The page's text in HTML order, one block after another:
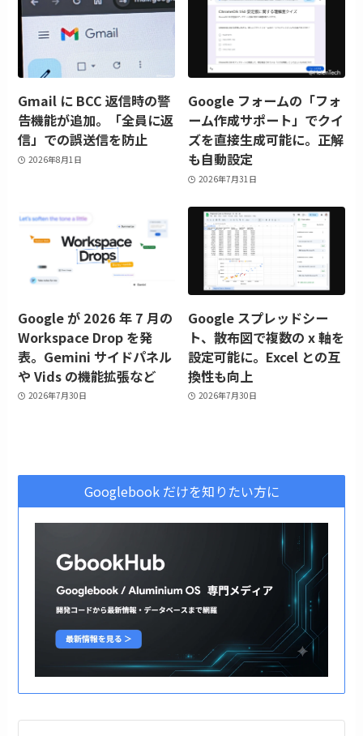
Gmail に BCC 返信時の警
告機能が追加。「全員に返
信」での誤送信を防止
2026年8月1日
Google フォームの「フォ
ーム作成サポート」でクイ
ズを直接生成可能に。正解
も自動設定
2026年7月31日
Google が 2026 年 7 月の
Workspace Drop を発
表。Gemini サイドパネル
や Vids の機能拡張など
2026年7月30日
Google スプレッドシー
ト、散布図で複数の x 軸を
設定可能に。Excel との互
換性も向上
2026年7月30日
Googlebook だけを知りたい方に